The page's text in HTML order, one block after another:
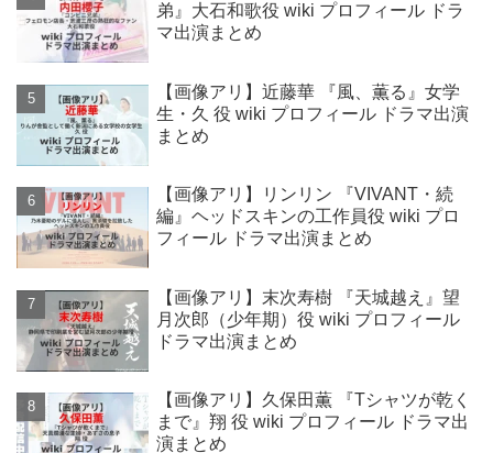
弟』大石和歌役 wiki プロフィール ドラ
マ出演まとめ
【画像アリ】近藤華 『風、薫る』女学
生・久 役 wiki プロフィール ドラマ出演
まとめ
【画像アリ】リンリン 『VIVANT・続
編』ヘッドスキンの工作員役 wiki プロ
フィール ドラマ出演まとめ
【画像アリ】末次寿樹 『天城越え』望
月次郎（少年期）役 wiki プロフィール
ドラマ出演まとめ
【画像アリ】久保田薫 『Tシャツが乾く
まで』翔 役 wiki プロフィール ドラマ出
演まとめ